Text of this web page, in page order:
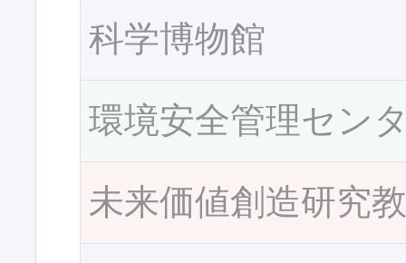
科学博物館
環境安全管理セン
未来価値創造研究